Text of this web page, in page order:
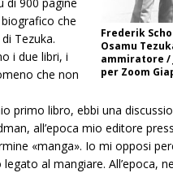
Frederik
Osamu
ammiratore /
per Zoom
che
Tezuka.
i due libri, i
che non
primo libro, ebbi una
all’epoca mio editore
«manga». Io mi opposi
al mangiare. All’epoca,